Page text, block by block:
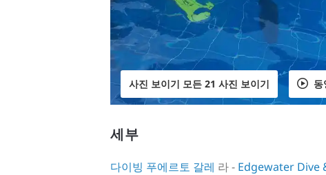
사진 보이기 모든 21 사진 보이기 동
세부
다이빙 푸에르토 갈레 라 - Edgewater Dive